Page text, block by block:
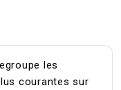
les
courantes sur